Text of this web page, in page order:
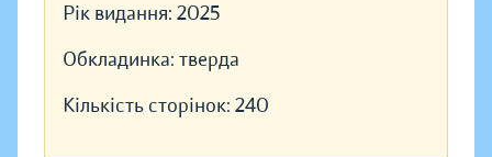
Рік видання: 2025
Обкладинка: тверда
Кількість сторінок: 240